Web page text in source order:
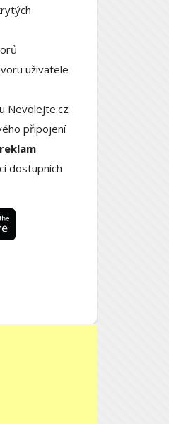
uživatele
Nevolejte.cz
připojení
dostupních